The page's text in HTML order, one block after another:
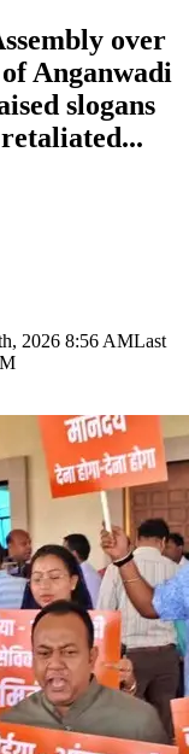
over
Anganwadi
slogans
2026 8:56 AMLast